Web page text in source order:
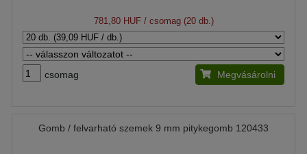
781,80 HUF/ csomag (20 db.)
csomag Megvásárolni
Gomb / felvarható szemek 9 mm pitykegomb 120433